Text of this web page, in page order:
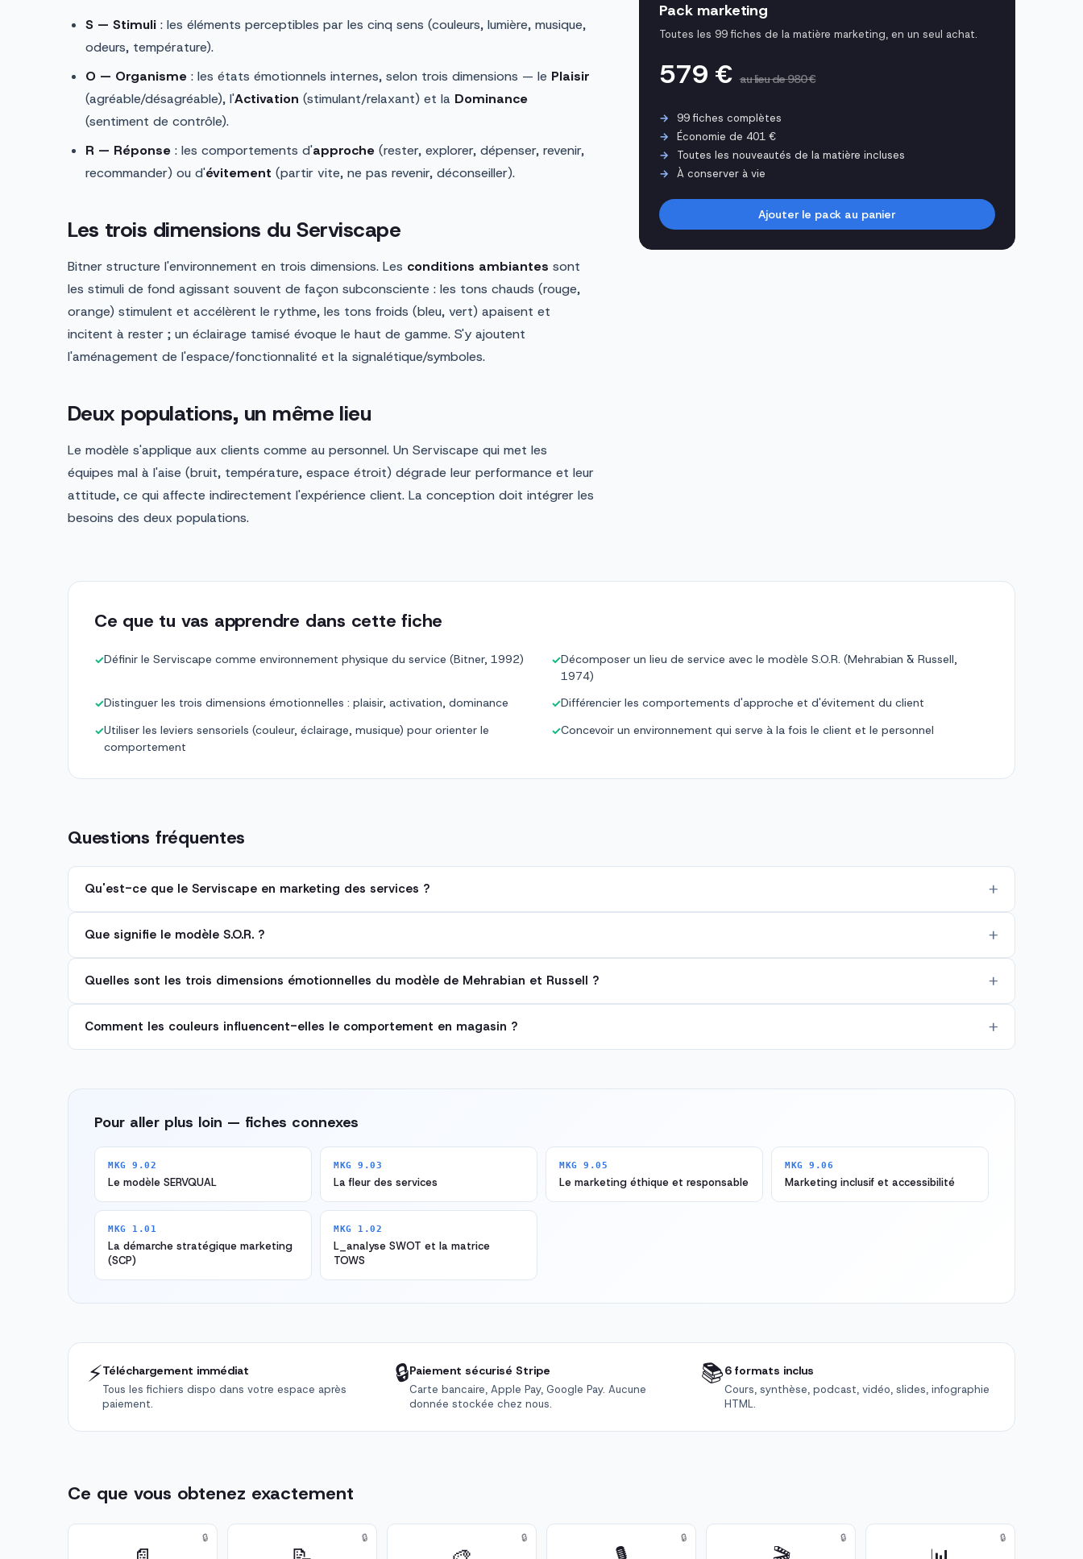
S — Stimuli : les éléments perceptibles par les cinq sens (couleurs, lumière, musique,
odeurs, température).
O — Organisme : les états émotionnels internes, selon trois dimensions — le Plaisir
(agréable/désagréable), l'Activation (stimulant/relaxant) et la Dominance
(sentiment de contrôle).
R — Réponse : les comportements d'approche (rester, explorer, dépenser, revenir,
recommander) ou d'évitement (partir vite, ne pas revenir, déconseiller).
Les trois dimensions du Serviscape
Bitner structure l'environnement en trois dimensions. Les conditions ambiantes sont
les stimuli de fond agissant souvent de façon subconsciente : les tons chauds (rouge,
orange) stimulent et accélèrent le rythme, les tons froids (bleu, vert) apaisent et
incitent à rester ; un éclairage tamisé évoque le haut de gamme. S'y ajoutent
l'aménagement de l'espace/fonctionnalité et la signalétique/symboles.
Deux populations, un même lieu
Le modèle s'applique aux clients comme au personnel. Un Serviscape qui met les
équipes mal à l'aise (bruit, température, espace étroit) dégrade leur performance et leur
attitude, ce qui affecte indirectement l'expérience client. La conception doit intégrer les
besoins des deux populations.
Pack marketing
Toutes les 99 fiches de la matière marketing, en un seul achat.
579 €au lieu de 980 €
99 fiches complètes
Économie de 401 €
Toutes les nouveautés de la matière incluses
À conserver à vie
Ajouter le pack au panier
Ce que tu vas apprendre dans cette fiche
✓Définir le Serviscape comme environnement physique du service (Bitner, 1992) ✓Décomposer un lieu de service avec le modèle S.O.R. (Mehrabian & Russell,
1974)
✓Distinguer les trois dimensions émotionnelles : plaisir, activation, dominance ✓Différencier les comportements d'approche et d'évitement du client
✓Utiliser les leviers sensoriels (couleur, éclairage, musique) pour orienter le
comportement
✓Concevoir un environnement qui serve à la fois le client et le personnel
Questions fréquentes
Qu'est-ce que le Serviscape en marketing des services ?
Que signifie le modèle S.O.R. ?
Quelles sont les trois dimensions émotionnelles du modèle de Mehrabian et Russell ?
Comment les couleurs influencent-elles le comportement en magasin ?
Pour aller plus loin — fiches connexes
MKG 9.02
Le modèle SERVQUAL
MKG 9.03
La fleur des services
MKG 9.05
Le marketing éthique et responsable
MKG 9.06
Marketing inclusif et accessibilité
MKG 1.01
La démarche stratégique marketing
(SCP)
MKG 1.02
L_analyse SWOT et la matrice
TOWS
⚡Téléchargement immédiat
Tous les fichiers dispo dans votre espace après
paiement.
🔒Paiement sécurisé Stripe
Carte bancaire, Apple Pay, Google Pay. Aucune
donnée stockée chez nous.
📚6 formats inclus
Cours, synthèse, podcast, vidéo, slides, infographie
HTML.
Ce que vous obtenez exactement
🔒 🔒 🔒 🔒 🔒 🔒